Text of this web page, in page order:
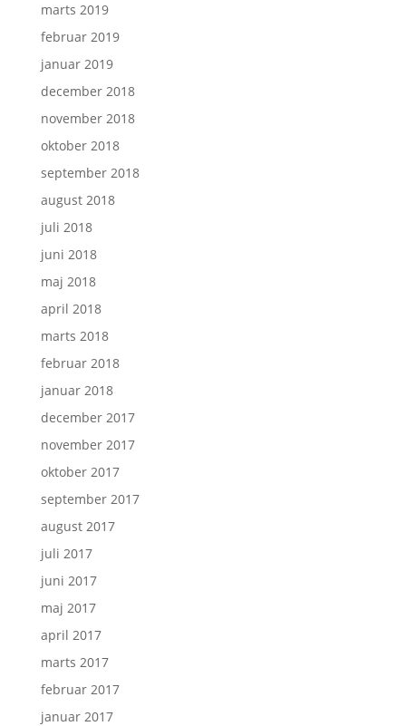
marts 2019
februar 2019
januar 2019
december 2018
november 2018
oktober 2018
september 2018
august 2018
juli 2018
juni 2018
maj 2018
april 2018
marts 2018
februar 2018
januar 2018
december 2017
november 2017
oktober 2017
september 2017
august 2017
juli 2017
juni 2017
maj 2017
april 2017
marts 2017
februar 2017
januar 2017